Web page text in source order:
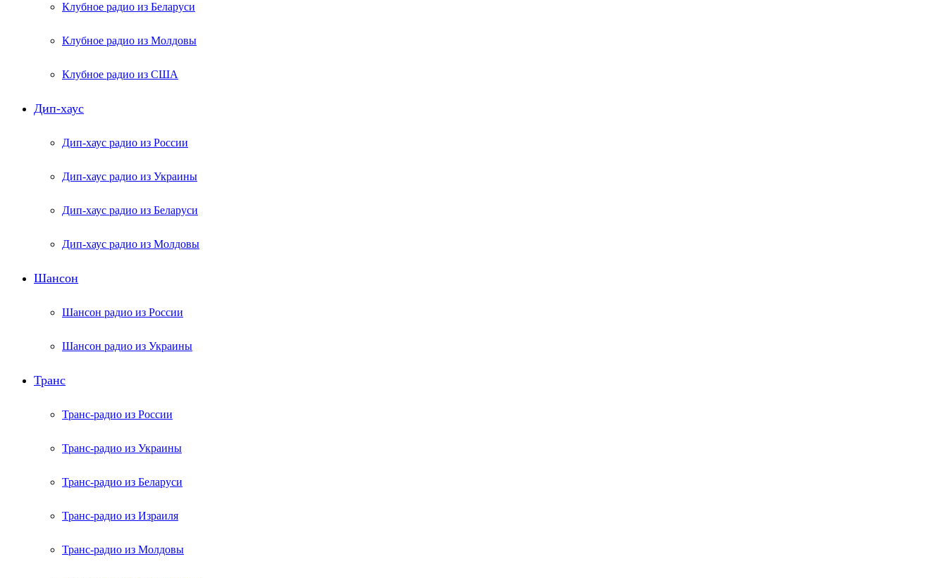
Клубное радио из Беларуси
Клубное радио из Молдовы
Клубное радио из США
Дип-хаус
Дип-хаус радио из России
Дип-хаус радио из Украины
Дип-хаус радио из Беларуси
Дип-хаус радио из Молдовы
Шансон
Шансон радио из России
Шансон радио из Украины
Транс
Транс-радио из России
Транс-радио из Украины
Транс-радио из Беларуси
Транс-радио из Израиля
Транс-радио из Молдовы